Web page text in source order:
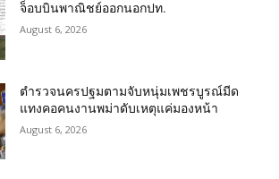
จ็อบบินพาณิชย์ออกนอกปท.
August 6, 2026
ตำรวจนครปฐมตามจับหนุ่มเพชรบูรณ์มีด
แทงคอคนงานพม่าดับเหตุแค่มองหน้า
August 6, 2026